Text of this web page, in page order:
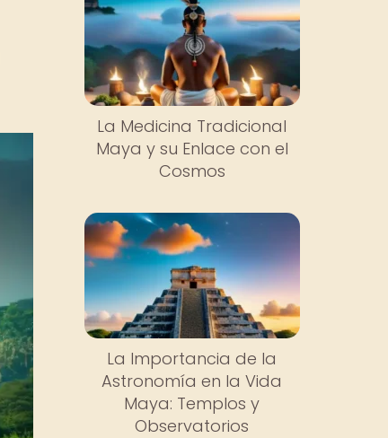
La Medicina Tradicional
Maya y su Enlace con el
Cosmos
La Importancia de la
Astronomía en la Vida
Maya: Templos y
Observatorios